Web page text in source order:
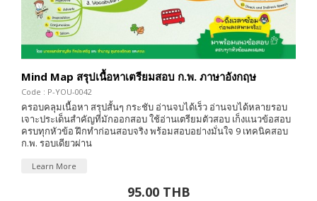
Mind Map สรุปเนื้อหาเตรียมสอบ ก.พ. ภาษาอังกฤษ
Code : P-YOU-0042
ครอบคลุมเนื้อหา สรุปสั้นๆ กระชับ อ่านจบได้เร็ว อ่านจบได้หลายรอบ
เจาะประเด็นสำคัญที่มักออกสอบ ใช้อ่านเตรียมตัวสอบ เก็งแนวข้อสอบ
ครบทุกหัวข้อ ฝึกทำก่อนสอบจริง พร้อมสอบอย่างมั่นใจ 9 เทคนิคสอบ
ก.พ. รอบเดียวผ่าน
Learn More
95.00 THB